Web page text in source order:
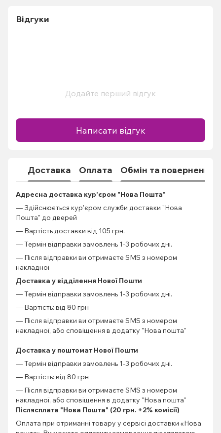
Відгуки
Додайте перший відгук
Написати відгук
Доставка Оплата Обмін та повернення
Адресна доставка кур'єром "Нова Пошта"
— Здійснюється кур'єром служби доставки "Нова
Пошта" до дверей
— Вартість доставки від 105 грн.
— Термін відправки замовлень 1-3 робочих дні.
— Після відправки ви отримаєте SMS з номером
накладної
Доставка у відділення Нової Пошти
— Термін відправки замовлень 1-3 робочих дні.
— Вартість: від 80 грн
— Після відправки ви отримаєте SMS з номером
накладної, або сповіщення в додатку "Нова пошта"
Доставка у поштомат Нової Пошти
— Термін відправки замовлень 1-3 робочих дні.
— Вартість: від 80 грн
— Після відправки ви отримаєте SMS з номером
накладної, або сповіщення в додатку "Нова пошта"
Післясплата "Нова Пошта" (20 грн. +2% комісії)
Оплата при отриманні товару у сервісі доставки «Нова